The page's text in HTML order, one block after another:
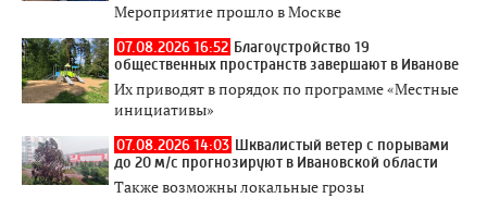
Мероприятие прошло в Москве
07.08.2026 16:52 Благоустройство 19
общественных пространств завершают в Иванове
Их приводят в порядок по программе «Местные
инициативы»
07.08.2026 14:03 Шквалистый ветер с порывами
до 20 м/с прогнозируют в Ивановской области
Также возможны локальные грозы